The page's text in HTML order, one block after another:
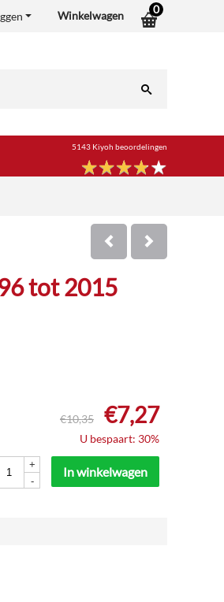
Winkelwagen 0
5143 Kiyoh beoordelingen
★★★★★
★★★★★
tot 2015
€10,35 €7,27
U bespaart: 30%
+
-
In winkelwagen